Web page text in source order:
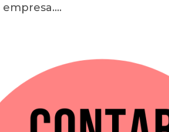
empresa.…